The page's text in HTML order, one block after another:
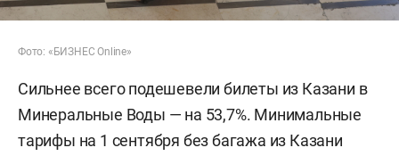
Фото: «БИЗНЕС Online»
Сильнее всего подешевели билеты из Казани в
Минеральные Воды — на 53,7%. Минимальные
тарифы на 1 сентября без багажа из Казани